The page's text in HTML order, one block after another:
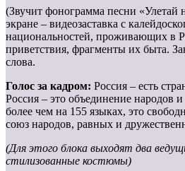
(Звучит фонограмма песни «Улетай
экране – видеозаставка с
национальностей, проживающих в
приветствия, фрагменты их быта.
слова.
Голос за кадром: Россия – есть
Россия – это объединение народов
более чем на 155 языках, это
союз народов, равных и
(Для этого блока выходят два
стилизованные костюмы)